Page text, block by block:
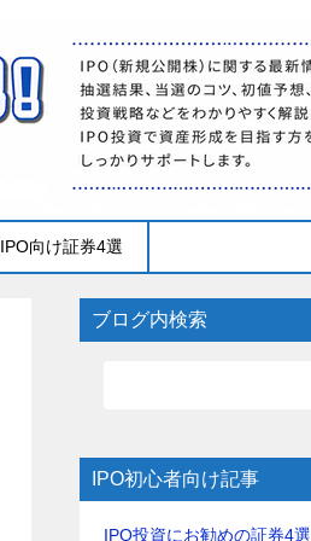
IPO向け証券4選
ブログ内検索
IPO初心者向け記事
IPO投資にお勧めの証券4選